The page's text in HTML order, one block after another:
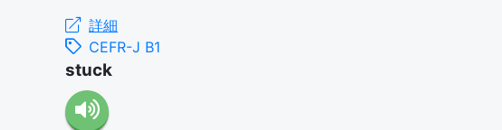
詳細
CEFR-J B1
stuck